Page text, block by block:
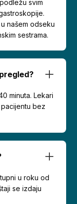
svim
našem odseku
sestrama.
minuta. Lekari
bez
u roku od
se izdaju